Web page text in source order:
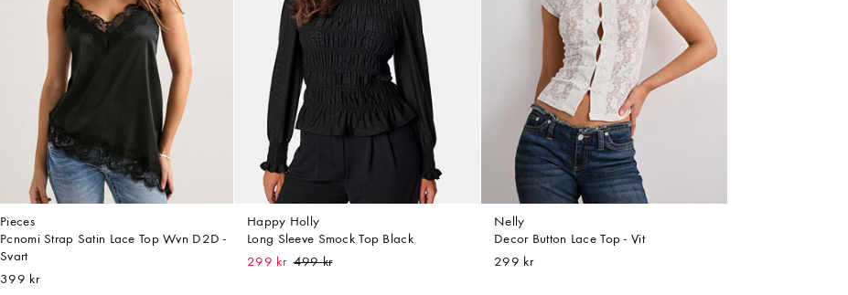
Pieces
Pcnomi Strap Satin Lace Top Wvn D2D -
Svart
399 kr
Happy Holly
Long Sleeve Smock Top Black
299 kr
Nelly
Decor Button Lace Top - Vit
299 kr